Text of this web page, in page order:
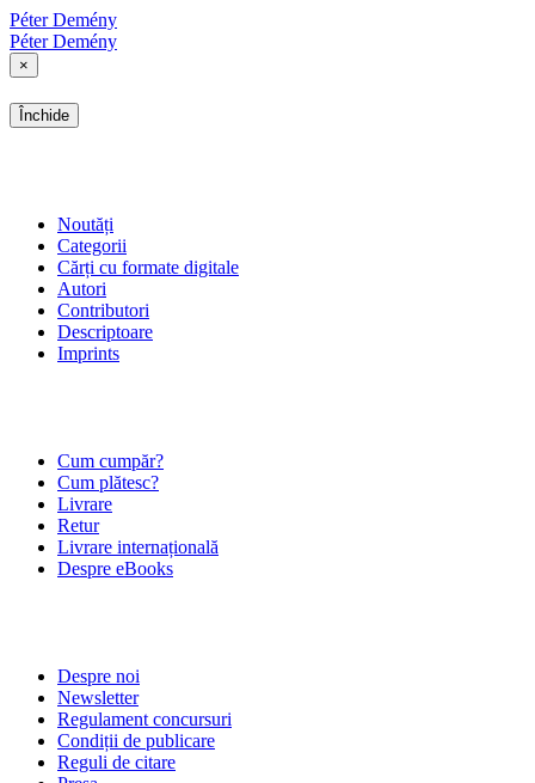
Péter Demény
Péter Demény
×
Închide
Noutăți
Categorii
Cărți cu formate digitale
Autori
Contributori
Descriptoare
Imprints
Cum cumpăr?
Cum plătesc?
Livrare
Retur
Livrare internațională
Despre eBooks
Despre noi
Newsletter
Regulament concursuri
Condiții de publicare
Reguli de citare